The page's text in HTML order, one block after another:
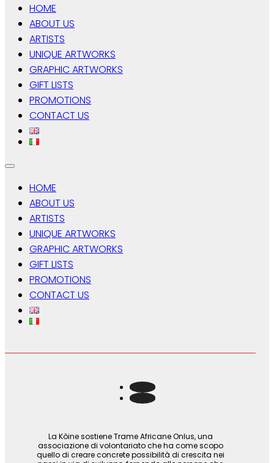
HOME
ABOUT US
ARTISTS
UNIQUE ARTWORKS
GRAPHIC ARTWORKS
GIFT LISTS
PROMOTIONS
CONTACT US
HOME
ABOUT US
ARTISTS
UNIQUE ARTWORKS
GRAPHIC ARTWORKS
GIFT LISTS
PROMOTIONS
CONTACT US
La Kòine sostiene Trame Africane Onlus, una
associazione di volontariato che ha come scopo
quello di creare concrete possibilità di crescita nei